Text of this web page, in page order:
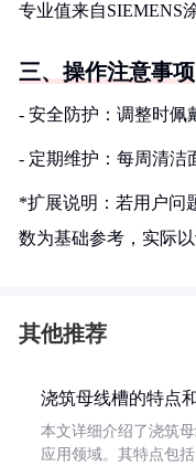
专业值来自SIEMENS
三、操作注意事项
- 安全防护：调整时佩
- 定期维护：每周清洁
*扩展说明：若用户问
数为基础参考，实际
其他推荐
浇筑母线槽的特点
本文详细介绍了浇筑
应用领域。其特点包括